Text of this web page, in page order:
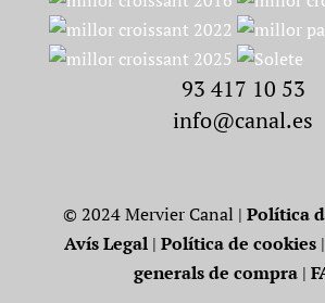
93 417 10 53
info@canal.es
© 2024 Mervier Canal | Política
Avís Legal |Política de cookies
generals de compra|